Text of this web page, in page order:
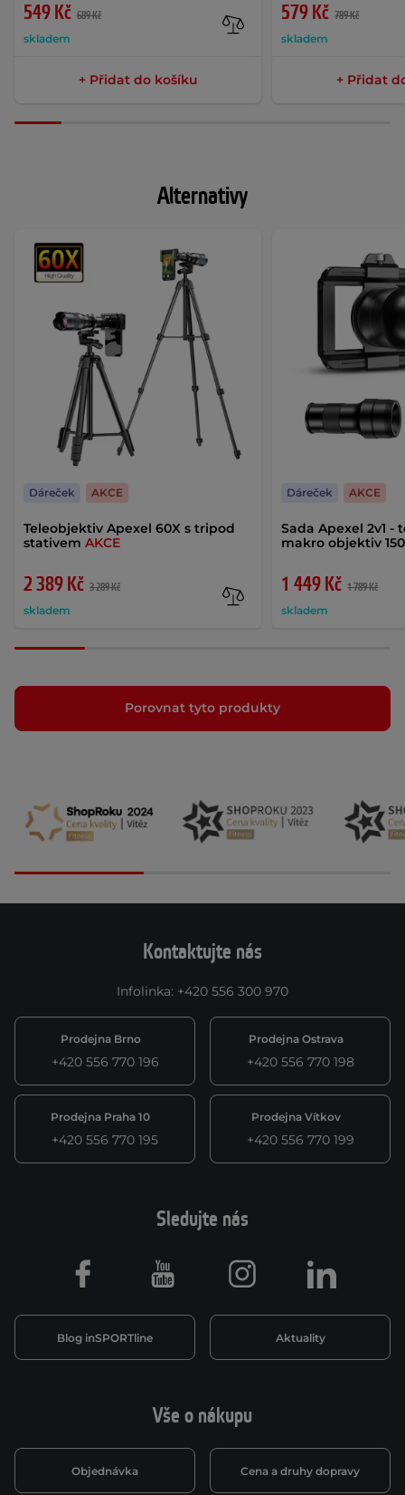
549 Kč 689 Kč
skladem
+ Přidat do košíku
579 Kč 789 Kč
skladem
+ Přidat
Alternativy
Teleobjektiv Apexel 60X s tripod
stativem AKCE
2 389 Kč 3 289 Kč
skladem
Dáreček AKCE
Sada Apexel 2v1 -
makro objektiv
1 449 Kč 1 789 Kč
skladem
Dáreček AKCE
Porovnat tyto produkty
Kontaktujte nás
Infolinka: +420 556 300 970
Prodejna Brno
+420 556 770 196
Prodejna Ostrava
+420 556 770 198
Prodejna Praha 10
+420 556 770 195
Prodejna Vítkov
+420 556 770 199
Vše o nákupu
Objednávka Cena a druhy dopravy
Sledujte nás
Blog inSPORTline Aktuality
Facebook Youtube Instagram LinkedIn